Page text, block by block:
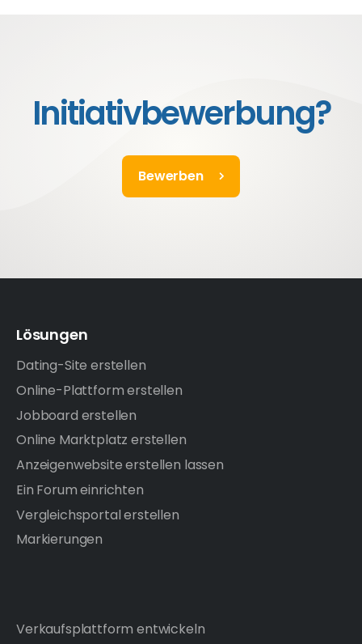
Initiativbewerbung?
Bewerben
Lösungen
Dating-Site erstellen
Online-Plattform erstellen
Jobboard erstellen
Online Marktplatz erstellen
Anzeigenwebsite erstellen lassen
Ein Forum einrichten
Vergleichsportal erstellen
Markierungen
Verkaufsplattform entwickeln